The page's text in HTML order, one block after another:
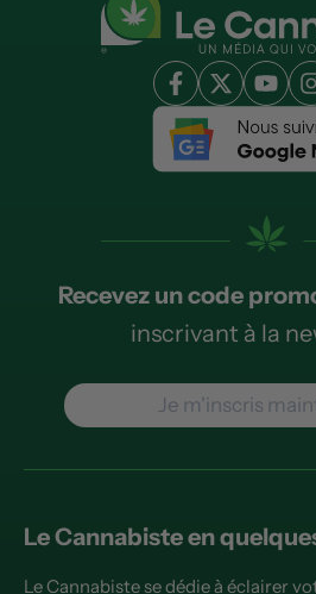
Recevez un code
inscrivant à la
Je m'inscris
Le Cannabiste en
Le Cannabiste se dédie à éclairer